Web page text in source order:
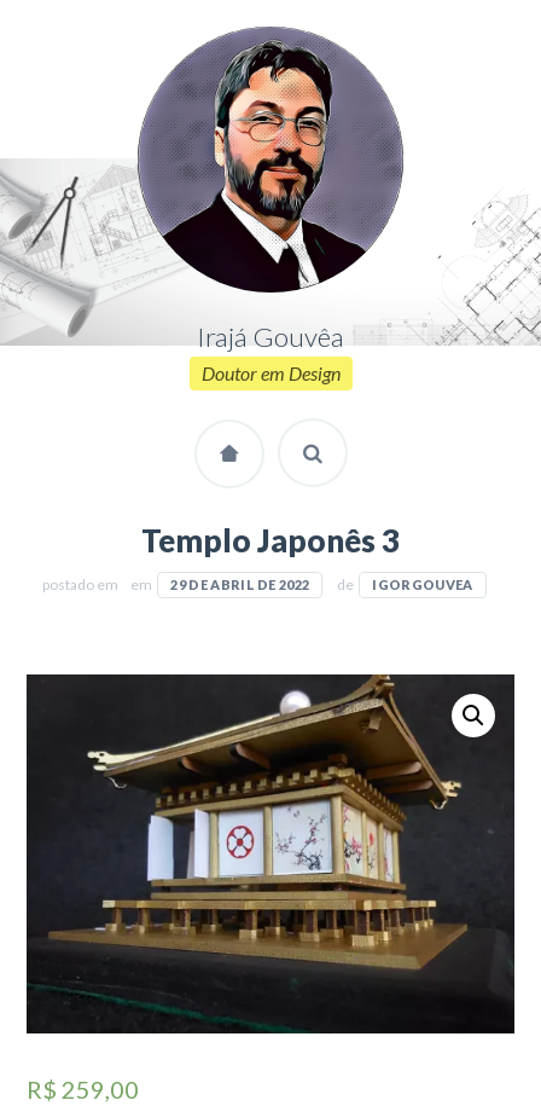
Irajá Gouvêa
Doutor em Design
Templo Japonês 3
postado em em 29 DE ABRIL DE 2022 de IGORGOUVEA
R$ 259,00